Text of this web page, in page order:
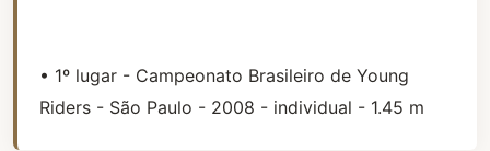
• 1º lugar - Campeonato Brasileiro de Young
Riders - São Paulo - 2008 - individual - 1.45 m